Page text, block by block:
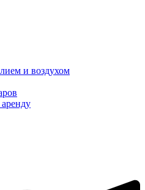
и воздухом